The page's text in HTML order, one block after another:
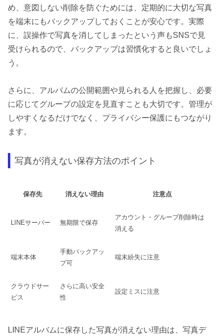
め、意図しない削除を防ぐためには、定期的に大切な写真
を端末にもバックアップしておくことが安心です。実際
に、誤操作で写真を消してしまったという声もSNSで見
受けられるので、バックアップは習慣化すると良いでしょ
う。
さらに、アルバムの公開範囲や見られる人を把握し、必要
に応じてグループの設定を見直すことも大切です。管理が
しやすくなるだけでなく、プライバシー保護にもつながり
ます。
写真が消えない保存方法のポイント
保存先 消えない理由 注意点
LINEサーバー 無期限で保存
アカウント・グループ削除時は
消える
端末本体
手動バックアッ
プ可
端末紛失に注意
クラウドサー
ビス
さらに高い安全
性
設定ミスに注意
LINEアルバムに保存した写真が消えない理由は、写真デ